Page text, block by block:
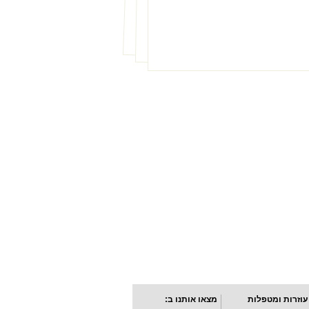
עוזרות ומטפלות מצאו אותנו ב: